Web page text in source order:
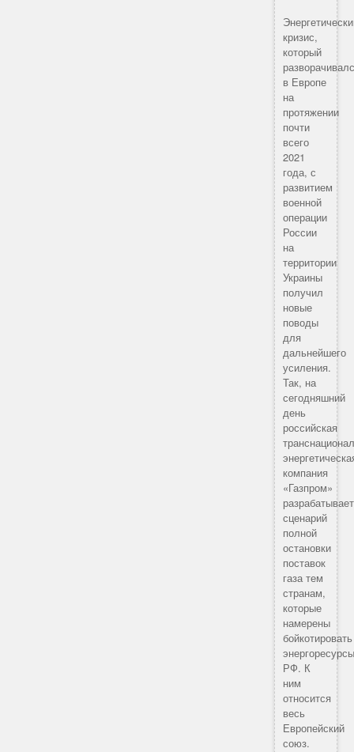
кризис,
который
в Европе
на
протяжении
почти
всего
2021
года, с
развитием
военной
операции
России
на
территории
Украины
получил
новые
поводы
для
дальнейшего
усиления.
Так, на
сегодняшний
день
российская
компания
«Газпром»
разрабатывает
сценарий
полной
остановки
поставок
газа тем
странам,
которые
намерены
бойкотировать
РФ. К
ним
относится
весь
Европейский
союз.